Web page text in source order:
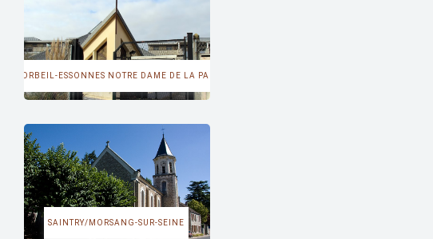
CORBEIL-ESSONNES NOTRE DAME DE LA PAIX
SAINTRY/MORSANG-SUR-SEINE